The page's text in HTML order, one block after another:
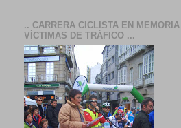
.. CARRERA CICLISTA EN
VÍCTIMAS DE TRÁFICO ...